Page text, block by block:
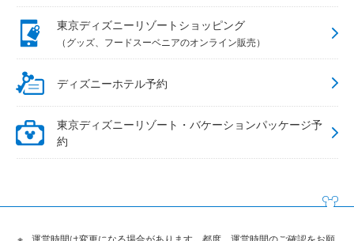
東京ディズニーリゾートショッピング
（グッズ、フードスーベニアのオンライン販売）
ディズニーホテル予約
東京ディズニーリゾート・バケーションパッケージ予
約
運営時間は変更になる場合があります。都度、運営時間のご確認をお願